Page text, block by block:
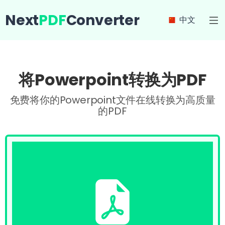
NextPDFConverter 中文
将Powerpoint转换为PDF
免费将你的Powerpoint文件在线转换为高质量
的PDF